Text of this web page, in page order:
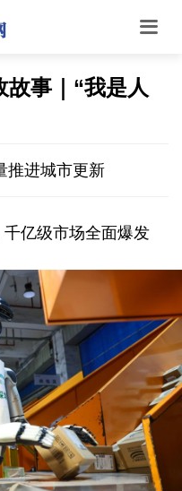
事｜“我是人
推进城市更新
亿级市场全面爆发